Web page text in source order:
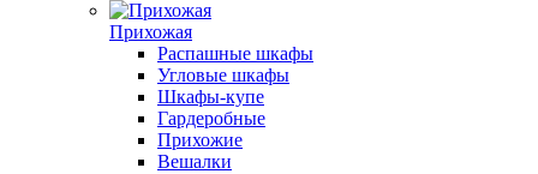
Прихожая
Распашные шкафы
Угловые шкафы
Шкафы-купе
Гардеробные
Прихожие
Вешалки